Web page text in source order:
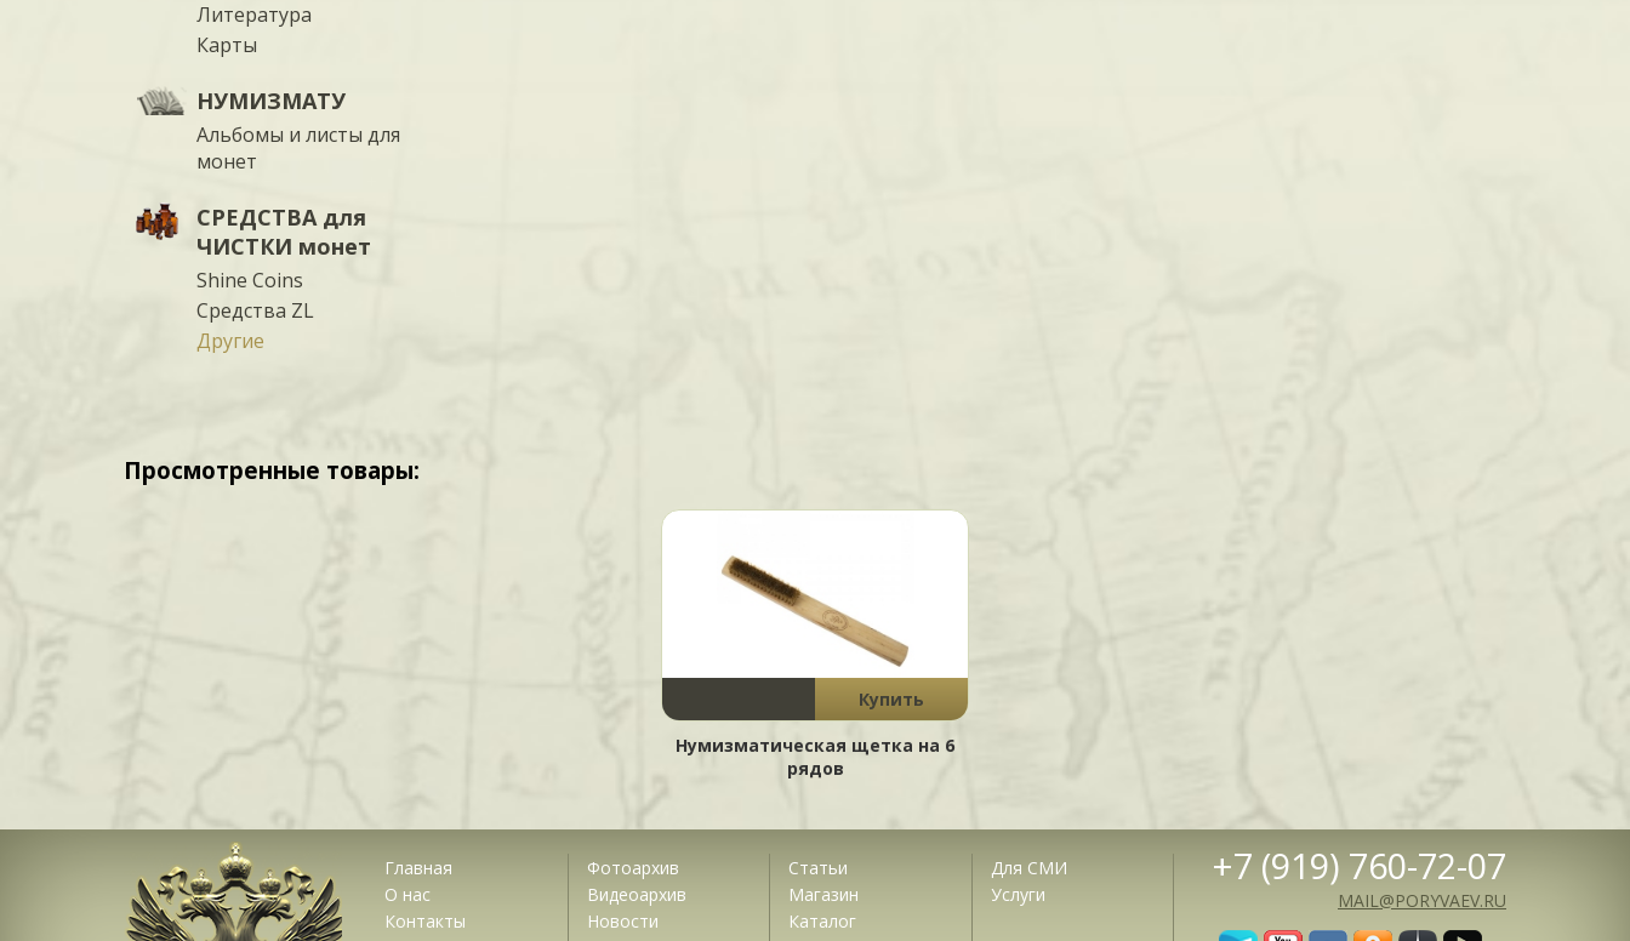
Литература
Карты
НУМИЗМАТУ
Альбомы и листы для
монет
СРЕДСТВА для
ЧИСТКИ монет
Shine Coins
Средства ZL
Другие
Просмотренные товары:
Купить
Нумизматическая щетка на 6
рядов
Главная
О нас
Контакты
Фотоархив
Видеоархив
Новости
Статьи
Магазин
Каталог
Для СМИ
Услуги
+7 (919) 760-72-07
MAIL@PORYVAEV.RU